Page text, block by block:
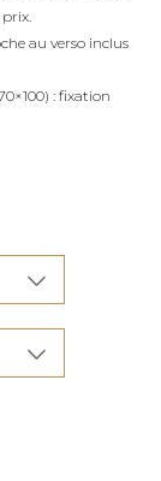
au verso inclus
: fixation